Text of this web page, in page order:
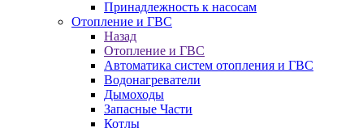
Принадлежность к насосам
Отопление и ГВС
Назад
Отопление и ГВС
Автоматика систем отопления и ГВС
Водонагреватели
Дымоходы
Запасные Части
Котлы